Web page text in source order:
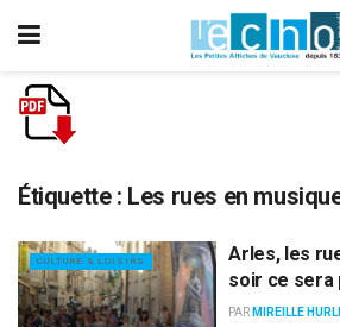
Étiquette : Les rues en
CULTURE & LOISIRS
Arles, les
soir ce sera
PAR MIREILLE